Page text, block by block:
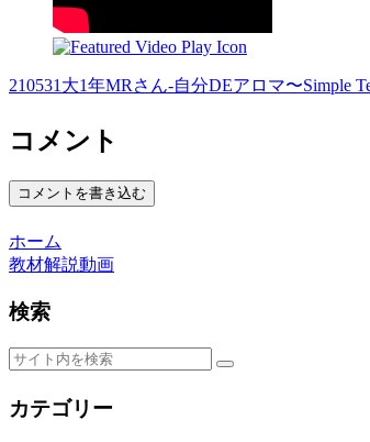
210531大1年MRさん-自分DEアロマ〜Simple
コメント
コメントを書き込む
ホーム
教材解説動画
検索
カテゴリー